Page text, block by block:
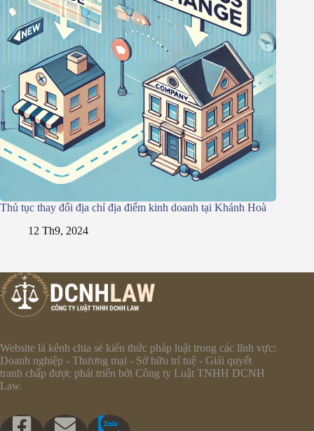
Thủ tục thay đổi địa chỉ địa điểm kinh doanh tại Khánh Hoà
12 Th9, 2024
Website là kênh chia sẻ kiến thức pháp luật trong các lĩnh vực:
Doanh nghiệp - Thương mại - Sở hữu trí tuệ - Giải quyết
tranh chấp được phát triển bởi Công ty Luật TNHH DCNH
Law.